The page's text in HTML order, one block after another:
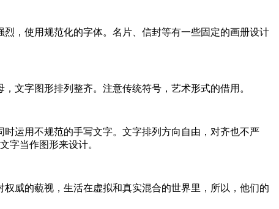
，使用规范化的字体。名片、信封等有一些固定的画册设计
字图形排列整齐。注意传统符号，艺术形式的借用。
运用不规范的手写文字。文字排列方向自由，对齐也不严
字当作图形来设计。
威的藐视，生活在虚拟和真实混合的世界里，所以，他们的